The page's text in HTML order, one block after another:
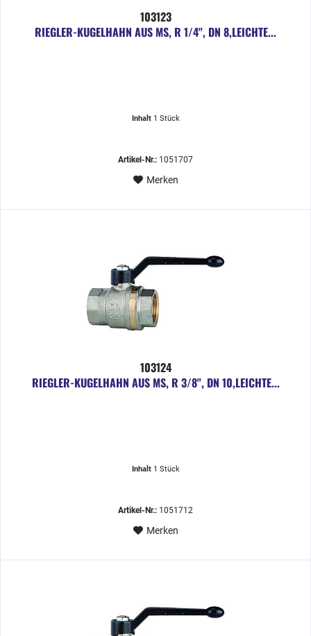
103123
RIEGLER-KUGELHAHN AUS MS, R 1/4", DN 8,LEICHTE...
Inhalt 1 Stück
Artikel-Nr.: 1051707
Merken
103124
RIEGLER-KUGELHAHN AUS MS, R 3/8", DN 10,LEICHTE...
Inhalt 1 Stück
Artikel-Nr.: 1051712
Merken